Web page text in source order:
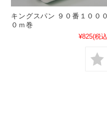
キングスパン ９０番１０００
０ｍ巻
¥825(税